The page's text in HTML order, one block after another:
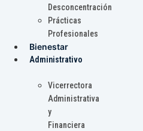
Desconcentración
Prácticas
Profesionales
Bienestar
Administrativo
Vicerrectora
Administrativa
y
Financiera